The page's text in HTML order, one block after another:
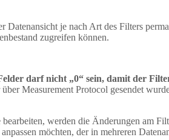
je nach Art des Filters
zugreifen können.
darf nicht „0“ sein, damit der
Measurement Protocol gesendet
werden die Änderungen am
möchten, der in mehreren